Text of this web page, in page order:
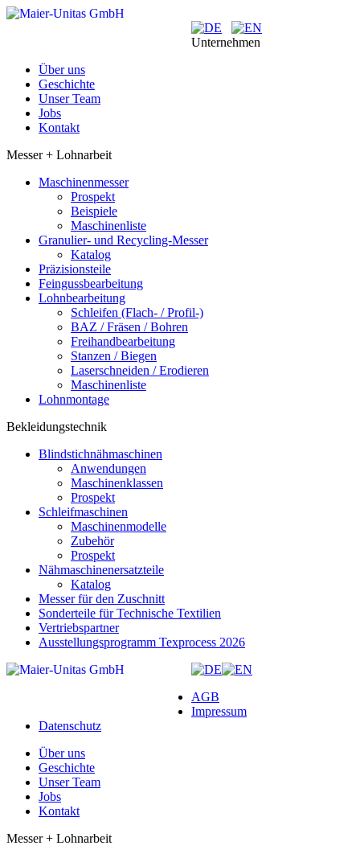
Unternehmen
Über uns
Geschichte
Unser Team
Jobs
Kontakt
Messer + Lohnarbeit
Maschinenmesser
Prospekt
Beispiele
Maschinenliste
Granulier- und Recycling-Messer
Katalog
Präzisionsteile
Feingussbearbeitung
Lohnbearbeitung
Schleifen (Flach- / Profil-)
BAZ / Fräsen / Bohren
Freihandbearbeitung
Stanzen / Biegen
Laserschneiden / Erodieren
Maschinenliste
Lohnmontage
Bekleidungstechnik
Blindstichnähmaschinen
Anwendungen
Maschinenklassen
Prospekt
Schleifmaschinen
Maschinenmodelle
Zubehör
Prospekt
Nähmaschinenersatzteile
Katalog
Messer für den Zuschnitt
Sonderteile für Technische Textilien
Vertriebspartner
Ausstellungsprogramm Texprocess 2026
AGB
Impressum
Datenschutz
Über uns
Geschichte
Unser Team
Jobs
Kontakt
Messer + Lohnarbeit